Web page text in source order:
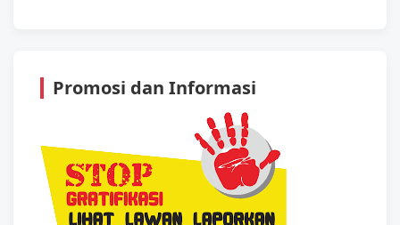
Promosi dan Informasi